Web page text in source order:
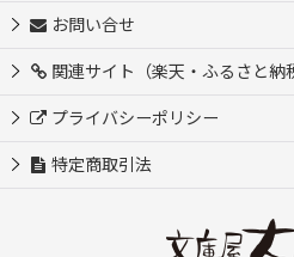
お問い合せ
関連サイト（楽天・ふるさと納
プライバシーポリシー
特定商取引法